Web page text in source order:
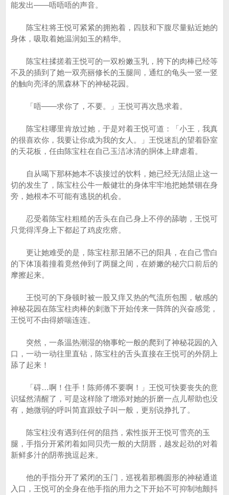
能发出——唔唔唔的声音。
陈宝柱将王悦可紧紧的拥抱着，四肢和下腹尽量贴近她的
身体，吸取着她温润如玉的精华。
陈宝柱揉搓着王悦可的一双粉嫩玉乳，胯下的肉棒已经等
不及的插到了她一双亮丽修长的玉腿间，通红的龟头一竖一竖
的触向亮泽的黑森林下的神秘花园。
「唔——求你了，不要。」王悦可再次恳求着。
陈宝柱哪里肯放过她，于是对着王悦可道：「小王，我真
的很喜欢你，我要让你成为我的女人。」王悦迷乱的望着卧室
的天花板，任由陈宝柱在自己玉洁冰清的胴体上肆虐着。
自从喝下那杯她本不该接过的饮料，她已经无法阻止这一
切的发生了，陈宝柱公牛一般健壮的身体牢牢地把她禁锢在身
旁，她根本不可能有逃脱的机会。
忍受着陈宝柱粗糙的舌头在自己身上不停的舔吻，王悦可
只觉得浑身上下都起了鸡皮疙瘩。
更让她难受的是，陈宝柱那丑陋不已的阳具，在自己雪白
的下体顶着撞着竟然伸到了两腿之间，在娇嫩的秘穴口前后的
摩擦起来。
王悦可的下身顿时被一股又痒又热的气流所包围，敏感的
神秘花园在陈宝柱肉棒的刺激下开始传来一阵阵的兴奋感觉，
王悦可不由得娇喘连连。
突然，一条温热潮湿的物事蛇一般的爬到了神秘花园的入
口，一动一动往里直钻，陈宝柱的舌头直接在王悦可的外阴上
舔了起来！
「碍…啊！住手！陈师傅不要啊！」王悦可快要丧失的意
识猛然清醒了，可是这样除了增添对她的折磨一点儿帮助也没
有，她微弱的呼叫简直跟蚊子叫一般，更别说挣扎了。
陈宝柱没有遇到任何的阻挡，索性扳开王悦可雪亮的玉
腿，手指分开紧闭着如同贝壳一般的大阴唇，越发起劲的对着
新鲜多汁的阴蒂挑逗起来。
他的手指分开了紧闭的玉门，巡视着那椭圆形的神秘通道
入口，王悦可的全身在他手指的用力之下开始不可抑制地颤抖